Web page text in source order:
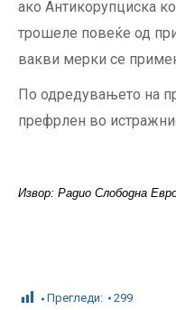
ако Антикорупциска
трошеле повеќе од
вакви мерки се
По одредувањето на
префрлен во
Извор: Радио Слободна
Прегледи: 299